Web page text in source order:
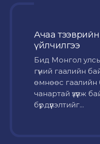
Ачаа
үйлчилгээ
Бид Монгол
гүний гаалийн
өмнөөс гаалийн
чанартай үзүүлж
бүрдүүлэлтийг...